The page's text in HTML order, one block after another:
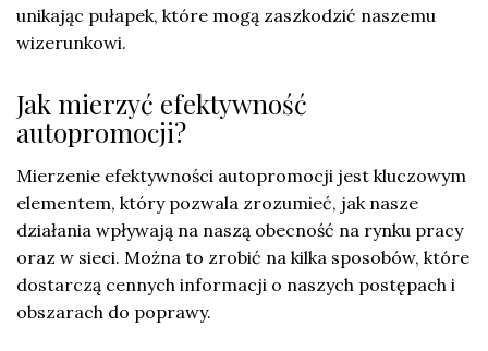
unikając pułapek, które mogą zaszkodzić naszemu
wizerunkowi.
Jak mierzyć efektywność
autopromocji?
Mierzenie efektywności autopromocji jest kluczowym
elementem, który pozwala zrozumieć, jak nasze
działania wpływają na naszą obecność na rynku pracy
oraz w sieci. Można to zrobić na kilka sposobów, które
dostarczą cennych informacji o naszych postępach i
obszarach do poprawy.